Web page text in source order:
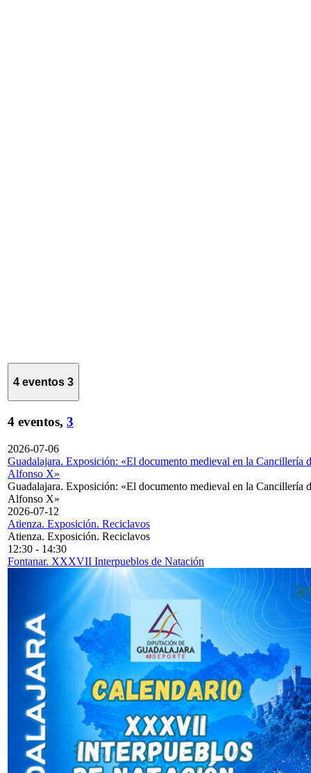
4 eventos 3
4 eventos, 3
2026-07-06
Guadalajara. Exposición: «El documento medieval en la Cancillería
Alfonso X»
Guadalajara. Exposición: «El documento medieval en la Cancillería
Alfonso X»
2026-07-12
Atienza. Exposición. Reciclavos
Atienza. Exposición. Reciclavos
12:30 - 14:30
Fontanar. XXXVII Interpueblos de Natación